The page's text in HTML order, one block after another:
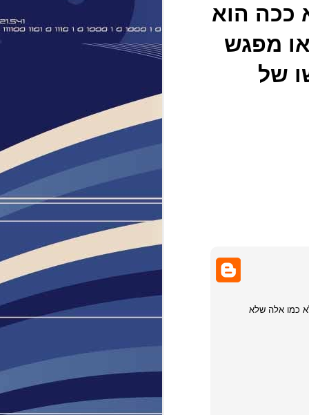
ככה הוא
מפגש
של
כמו אלה שלא